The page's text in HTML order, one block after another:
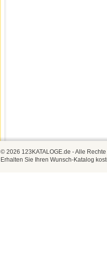
© 2026 123KATALOGE.de - Alle
Erhalten Sie Ihren Wunsch-Katalog